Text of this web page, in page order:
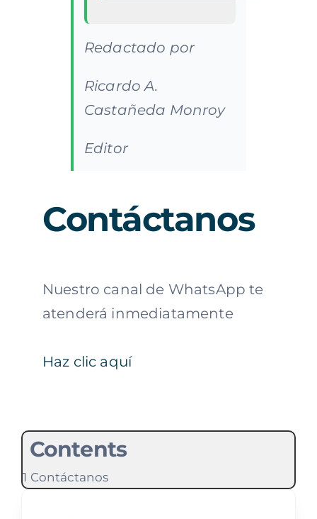
Redactado por
Ricardo A.
Castañeda Monroy
Editor
Contáctanos
Nuestro canal de WhatsApp te
atenderá inmediatamente
Haz clic aquí
Contents
Contáctanos